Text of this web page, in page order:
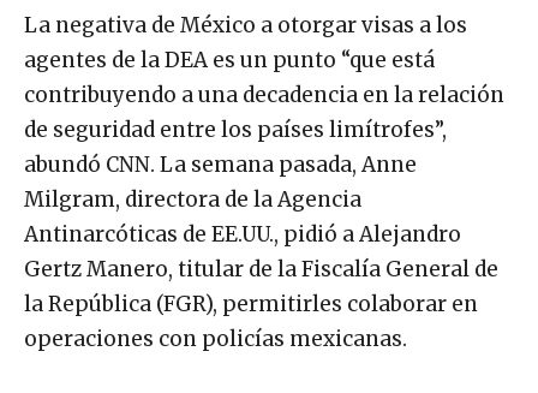
La negativa de México a otorgar visas a los
agentes de la DEA es un punto “que está
contribuyendo a una decadencia en la relación
de seguridad entre los países limítrofes”,
abundó CNN. La semana pasada, Anne
Milgram, directora de la Agencia
Antinarcóticas de EE.UU., pidió a Alejandro
Gertz Manero, titular de la Fiscalía General de
la República (FGR), permitirles colaborar en
operaciones con policías mexicanas.